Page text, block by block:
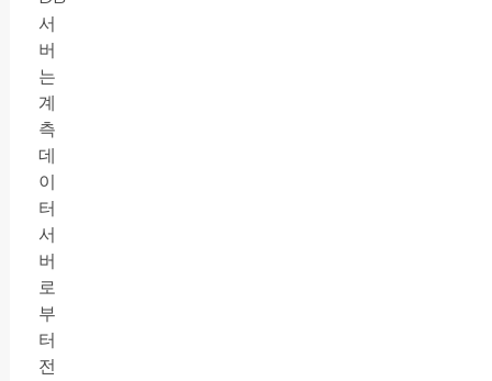
서
버
는
계
측
데
이
터
서
버
로
부
터
전